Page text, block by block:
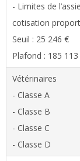
- Limites de
cotisation
Seuil : 25 246 €
Plafond : 185
Vétérinaires
- Classe A
- Classe B
- Classe C
- Classe D